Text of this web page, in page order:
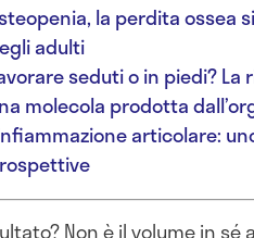
la perdita ossea
adulti
seduti o in piedi?
molecola prodotta
articolare:
Non è il volume in sé